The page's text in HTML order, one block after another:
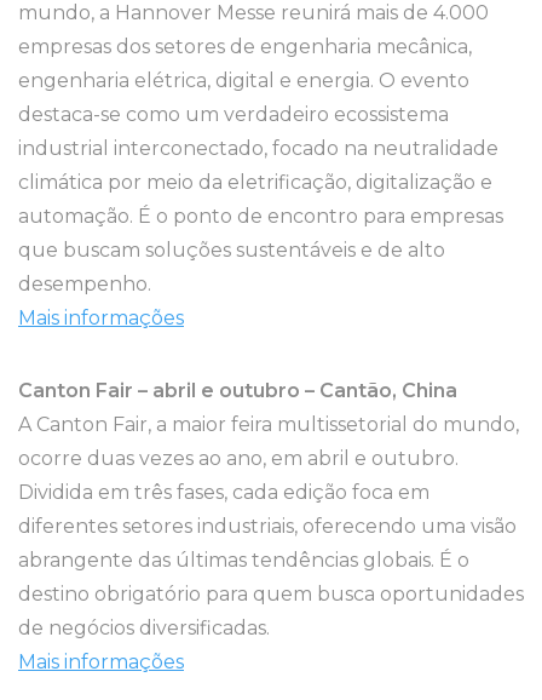
mundo, a Hannover Messe reunirá mais de 4.000
empresas dos setores de engenharia mecânica,
engenharia elétrica, digital e energia. O evento
destaca-se como um verdadeiro ecossistema
industrial interconectado, focado na neutralidade
climática por meio da eletrificação, digitalização e
automação. É o ponto de encontro para empresas
que buscam soluções sustentáveis e de alto
desempenho.
Mais informações
Canton Fair – abril e outubro – Cantão, China
A Canton Fair, a maior feira multissetorial do mundo,
ocorre duas vezes ao ano, em abril e outubro.
Dividida em três fases, cada edição foca em
diferentes setores industriais, oferecendo uma visão
abrangente das últimas tendências globais. É o
destino obrigatório para quem busca oportunidades
de negócios diversificadas.
Mais informações